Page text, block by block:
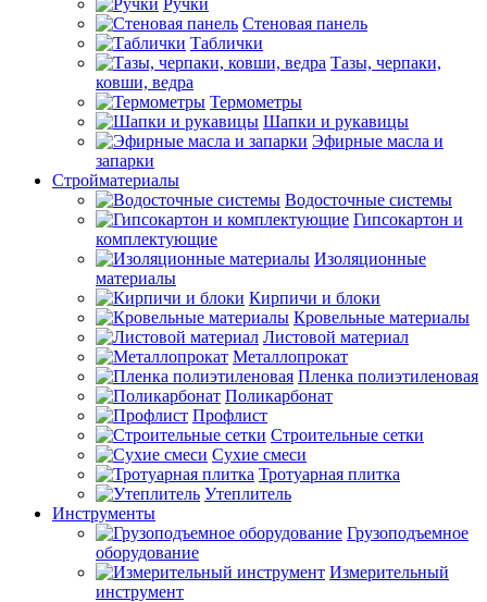
Ручки
Стеновая панель
Таблички
Тазы, черпаки,
ковши, ведра
Термометры
Шапки и рукавицы
Эфирные масла и
запарки
Стройматериалы
Водосточные системы
Гипсокартон и
комплектующие
Изоляционные
материалы
Кирпичи и блоки
Кровельные материалы
Листовой материал
Металлопрокат
Пленка полиэтиленовая
Поликарбонат
Профлист
Строительные сетки
Сухие смеси
Тротуарная плитка
Утеплитель
Инструменты
Грузоподъемное
оборудование
Измерительный
инструмент